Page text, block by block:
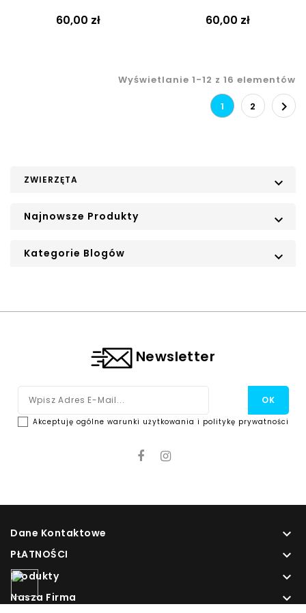
60,00 zł 60,00 zł
Wyświetlanie 1-12 z 16 elementów
1 2 
ZWIERZĘTA 
Najnowsze Produkty 
Kategorie Blogów 
Newsletter
Akceptuję ogólne warunki użytkowania i politykę prywatności
Dane Kontaktowe 
PŁATNOŚCI 
Produkty 
Nasza Firma 